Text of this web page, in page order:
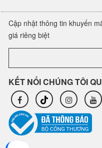
Cập nhật thông tin khuyến
giá riêng biệt
KẾT NỐI CHÚNG TÔI